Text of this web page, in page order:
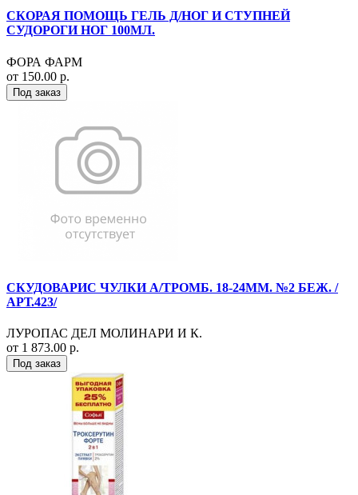
СКОРАЯ ПОМОЩЬ ГЕЛЬ Д/НОГ И СТУПНЕЙ
СУДОРОГИ НОГ 100МЛ.
ФОРА ФАРМ
от 150.00 р.
Под заказ
СКУДОВАРИС ЧУЛКИ А/ТРОМБ. 18-24ММ. №2 БЕЖ. /
АРТ.423/
ЛУРОПАС ДЕЛ МОЛИНАРИ И К.
от 1 873.00 р.
Под заказ